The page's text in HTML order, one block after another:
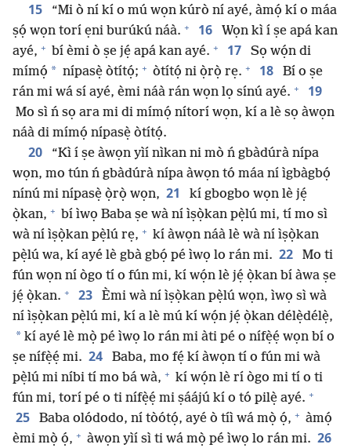
15
“Mi ò ní kí o mú wọn kúrò ní ayé, àmọ́ kí o máa
ṣọ́ wọn torí ẹni burúkú náà. + 16
Wọn kì í ṣe apá kan
ayé, + bí èmi ò ṣe jẹ́ apá kan ayé. + 17
Sọ wọ́n di
mímọ́ * nípasẹ̀ òtítọ́; + òtítọ́ ni ọ̀rọ̀ rẹ. + 18
Bí o ṣe
rán mi wá sí ayé, èmi náà rán wọn lọ sínú ayé. + 19
Mo sì ń sọ ara mi di mímọ́ nítorí wọn, kí a lè sọ àwọn
náà di mímọ́ nípasẹ̀ òtítọ́.
20
“Kì í ṣe àwọn yìí nìkan ni mò ń gbàdúrà nípa
wọn, mo tún ń gbàdúrà nípa àwọn tó máa ní ìgbàgbọ́
nínú mi nípasẹ̀ ọ̀rọ̀ wọn, 21
kí gbogbo wọn lè jẹ́
ọ̀kan, + bí ìwọ Baba ṣe wà ní ìṣọ̀kan pẹ̀lú mi, tí mo sì
wà ní ìṣọ̀kan pẹ̀lú rẹ, + kí àwọn náà lè wà ní ìṣọ̀kan
pẹ̀lú wa, kí ayé lè gbà gbọ́ pé ìwọ lo rán mi. 22
Mo ti
fún wọn ní ògo tí o fún mi, kí wọ́n lè jẹ́ ọ̀kan bí àwa ṣe
jẹ́ ọ̀kan. + 23
Èmi wà ní ìṣọ̀kan pẹ̀lú wọn, ìwọ sì wà
ní ìṣọ̀kan pẹ̀lú mi, kí a lè mú kí wọ́n jẹ́ ọ̀kan délẹ̀délẹ̀,
* kí ayé lè mọ̀ pé ìwọ lo rán mi àti pé o nífẹ̀ẹ́ wọn bí o
ṣe nífẹ̀ẹ́ mi. 24
Baba, mo fẹ́ kí àwọn tí o fún mi wà
pẹ̀lú mi níbi tí mo bá wà, + kí wọ́n lè rí ògo mi tí o ti
fún mi, torí pé o ti nífẹ̀ẹ́ mi ṣáájú kí o tó pilẹ̀ ayé. +
25 Baba olódodo, ní tòótọ́, ayé ò tíì wá mọ̀ ọ́, + àmọ́
èmi mọ̀ ọ́, + àwọn yìí sì ti wá mọ̀ pé ìwọ lo rán mi. 26